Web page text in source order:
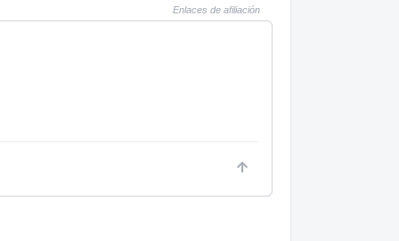
Enlaces de afiliación